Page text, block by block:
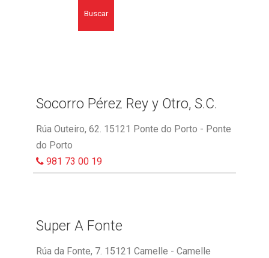
Buscar
Socorro Pérez Rey y Otro, S.C.
Rúa Outeiro, 62. 15121 Ponte do Porto - Ponte
do Porto
981 73 00 19
Super A Fonte
Rúa da Fonte, 7. 15121 Camelle - Camelle